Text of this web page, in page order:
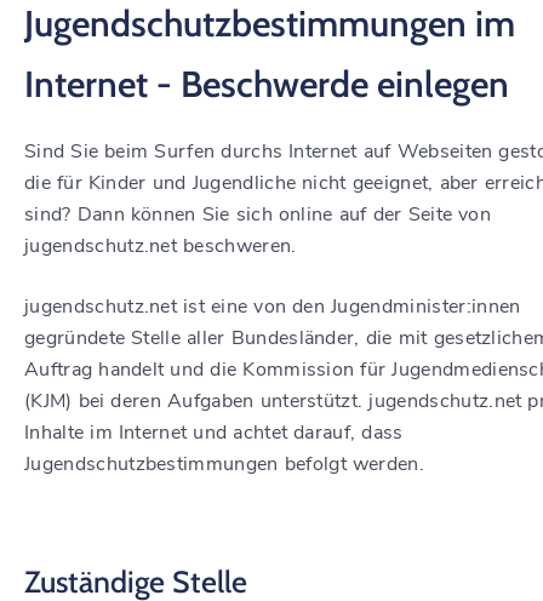
Jugendschutzbestimmungen im
Internet - Beschwerde einlegen
Sind Sie beim Surfen durchs Internet auf Webseiten
die für Kinder und Jugendliche nicht geeignet, aber
sind? Dann können Sie sich online auf der Seite von
jugendschutz.net beschweren.
jugendschutz.net ist eine von den Jugendminister:innen
gegründete Stelle aller Bundesländer, die mit
Auftrag handelt und die Kommission für
(KJM) bei deren Aufgaben unterstützt. jugendschutz.net
Inhalte im Internet und achtet darauf, dass
Jugendschutzbestimmungen befolgt werden.
Zuständige Stelle